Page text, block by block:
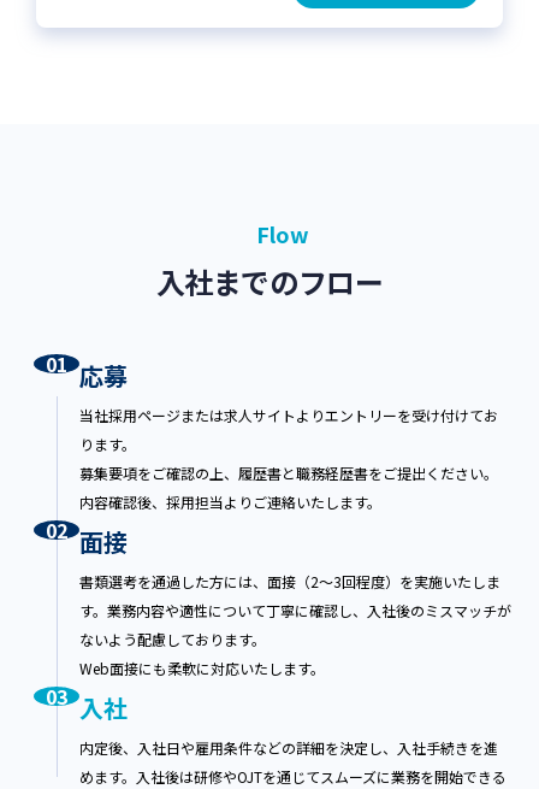
Flow
入社までのフロー
01 応募
当社採用ページまたは求人サイトよりエントリーを受け付けてお
ります。
募集要項をご確認の上、履歴書と職務経歴書をご提出ください。
内容確認後、採用担当よりご連絡いたします。
02 面接
書類選考を通過した方には、面接（2～3回程度）を実施いたしま
す。業務内容や適性について丁寧に確認し、入社後のミスマッチが
ないよう配慮しております。
Web面接にも柔軟に対応いたします。
03 入社
内定後、入社日や雇用条件などの詳細を決定し、入社手続きを進
めます。入社後は研修やOJTを通じてスムーズに業務を開始できる
の他の権利利益を害するおそれがある場合
第7条（個人情報の訂正および削除）
手続きにより，当社に対して個人情報の訂正，
す。）を請求することができます。
2. 当社は，ユーザーから前項の請求を受けて
その請求に応じる必要があると判断した場合に
のとします。
3. 当社は，前項の規定に基づき訂正等を行っ
た場合，または訂正等を行わない旨の決定をし
たときは遅滞なく，これをユーザーに通知しま
す。
1. 当社は，本人から，個人情報が，利用目的